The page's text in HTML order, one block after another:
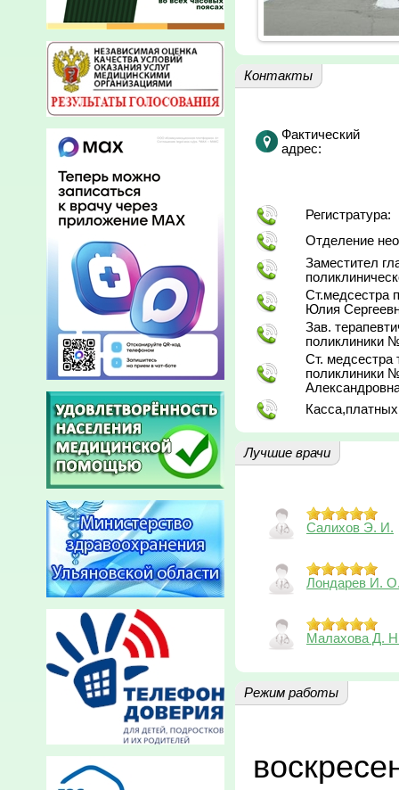
Контакты
Фактический
адрес:
Регистратура:
Отделение
Заместител
Ст.медсестра
Юлия
Зав.
поликлиники
Ст. медсестра
поликлиники
Лучшие врачи
Салихов Э. И.
Лондарев И.
Малахова Д.
Режим работы